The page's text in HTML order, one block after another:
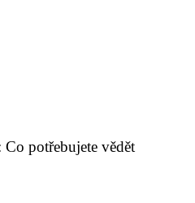
potřebujete vědět